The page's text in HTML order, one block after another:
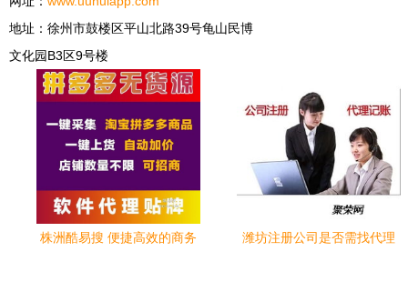
地址：徐州市鼓楼区平山北路39号龟山民博
文化园B3区9号楼
株洲酷易搜 便捷高效的商务
潍坊注册公司是否需找代理